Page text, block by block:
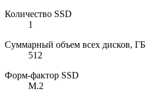
Количество SSD
1
Суммарный объем всех дисков, ГБ
512
Форм-фактор SSD
M.2